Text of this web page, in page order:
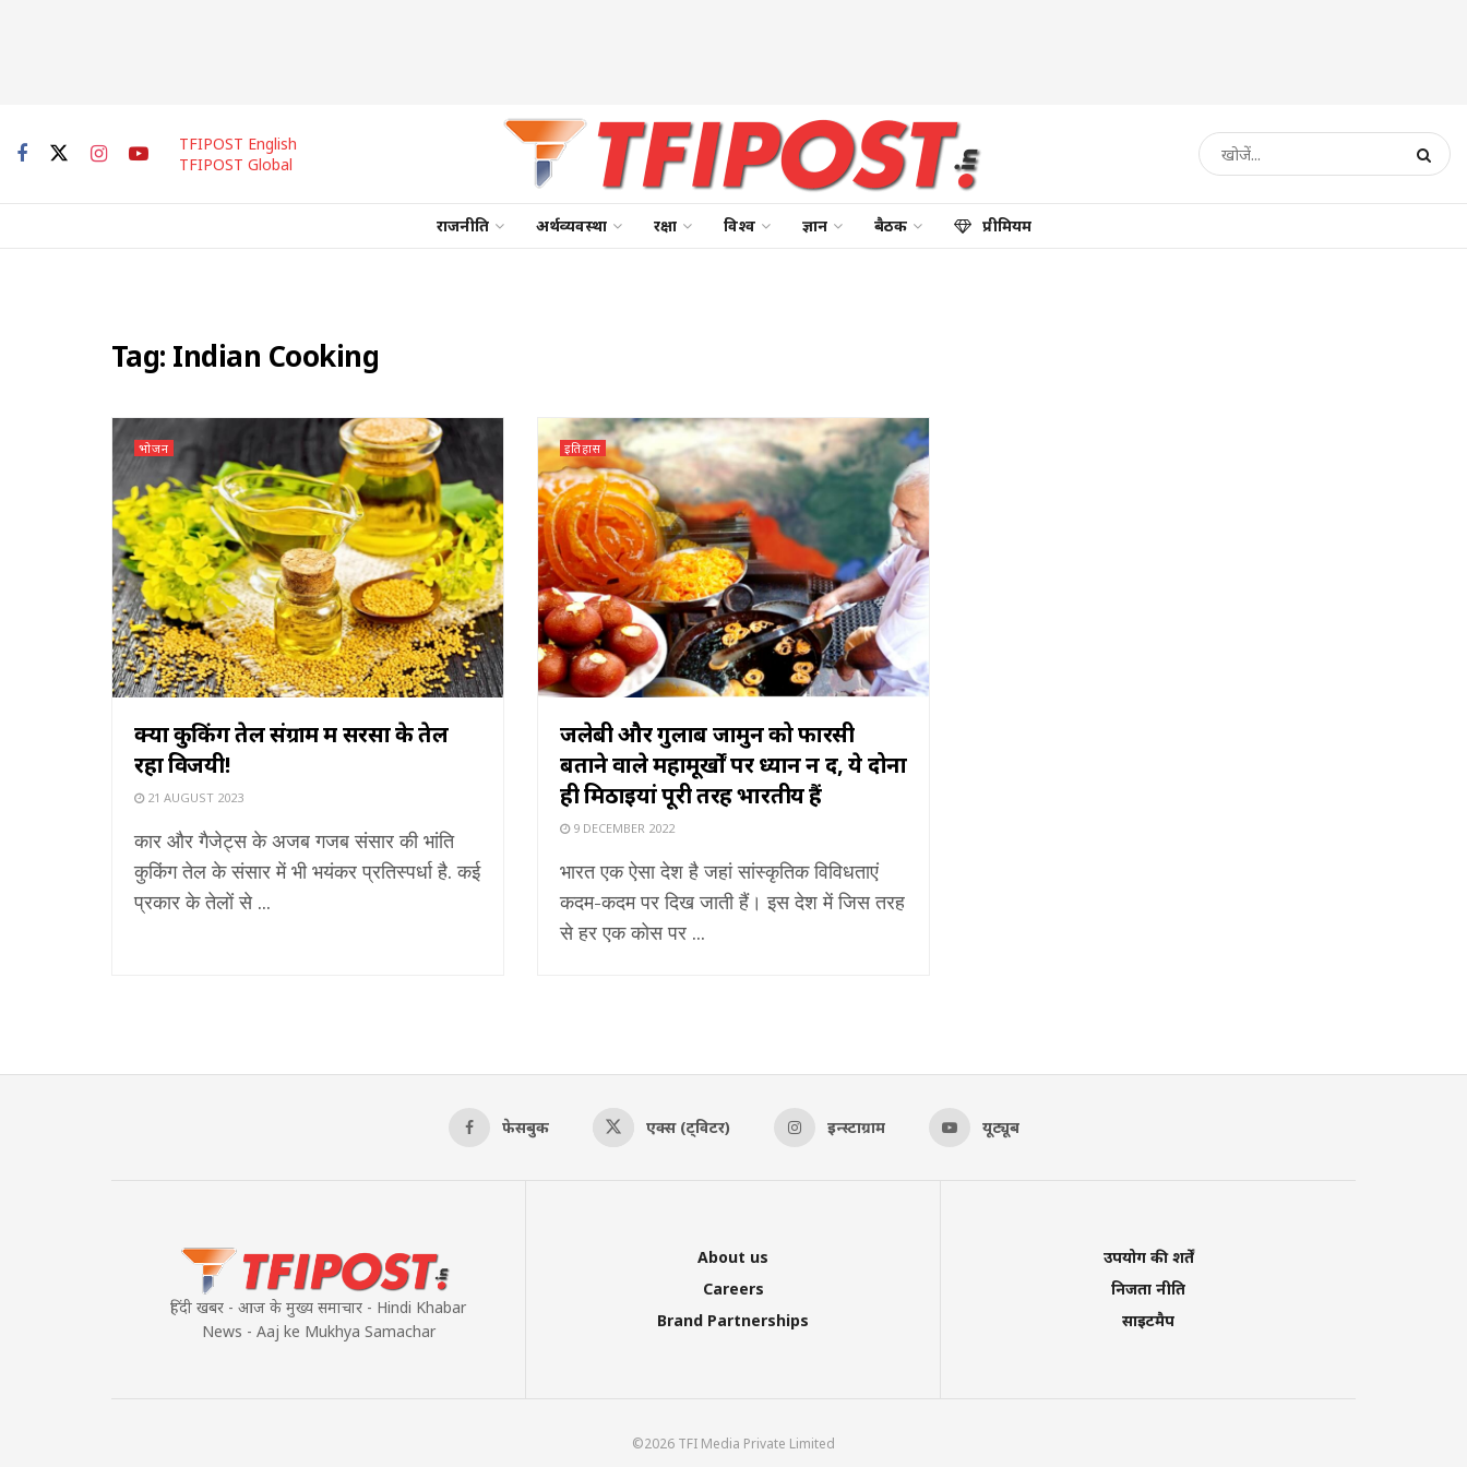
TFIPOST English
TFIPOST Global
राजनीति अर्थव्यवस्था रक्षा विश्व ज्ञान बैठक प्रीमियम
Tag: Indian Cooking
भोजन
क्यों कुकिंग तेल संग्राम में सरसों के तेल
रहा विजयी!
21 AUGUST 2023
कार और गैजेट्स के अजब गजब संसार की भांति
कुकिंग तेल के संसार में भी भयंकर प्रतिस्पर्धा है. कई
प्रकार के तेलों से ...
इतिहास
जलेबी और गुलाब जामुन को फारसी
बताने वाले महामूर्खों पर ध्यान न दें, ये दोनों
ही मिठाइयां पूरी तरह भारतीय हैं
9 DECEMBER 2022
भारत एक ऐसा देश है जहां सांस्कृतिक विविधताएं
कदम-कदम पर दिख जाती हैं। इस देश में जिस तरह
से हर एक कोस पर ...
फेसबुक एक्स (ट्विटर) इन्स्टाग्राम यूट्यूब
हिंदी खबर - आज के मुख्य समाचार - Hindi Khabar
News - Aaj ke Mukhya Samachar
About us
Careers
Brand Partnerships
उपयोग की शर्तें
निजता नीति
साइटमैप
©2026 TFI Media Private Limited